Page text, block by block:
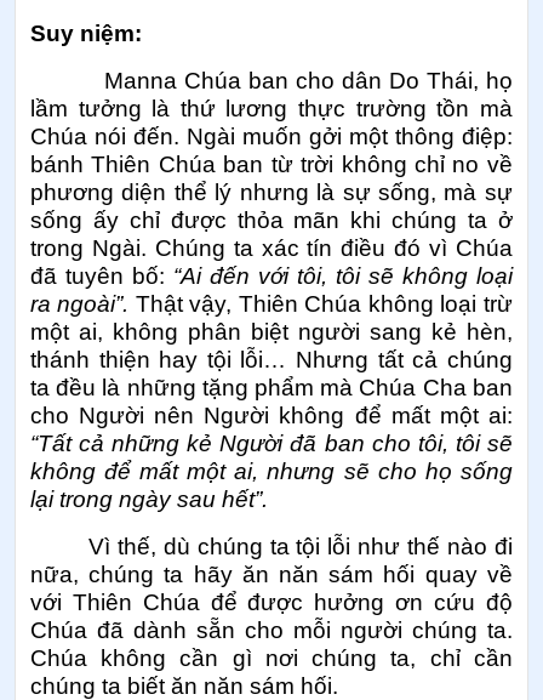
Suy niệm:
Manna Chúa ban cho dân Do Thái, họ
lầm tưởng là thứ lương thực trường tồn mà
Chúa nói đến. Ngài muốn gởi một thông điệp:
bánh Thiên Chúa ban từ trời không chỉ no về
phương diện thể lý nhưng là sự sống, mà sự
sống ấy chỉ được thỏa mãn khi chúng ta ở
trong Ngài. Chúng ta xác tín điều đó vì Chúa
đã tuyên bố: “Ai đến với tôi, tôi sẽ không loại
ra ngoài”. Thật vậy, Thiên Chúa không loại trừ
một ai, không phân biệt người sang kẻ hèn,
thánh thiện hay tội lỗi… Nhưng tất cả chúng
ta đều là những tặng phẩm mà Chúa Cha ban
cho Người nên Người không để mất một ai:
“Tất cả những kẻ Người đã ban cho tôi, tôi sẽ
không để mất một ai, nhưng sẽ cho họ sống
lại trong ngày sau hết”.
Vì thế, dù chúng ta tội lỗi như thế nào đi
nữa, chúng ta hãy ăn năn sám hối quay về
với Thiên Chúa để được hưởng ơn cứu độ
Chúa đã dành sẵn cho mỗi người chúng ta.
Chúa không cần gì nơi chúng ta, chỉ cần
chúng ta biết ăn năn sám hối.